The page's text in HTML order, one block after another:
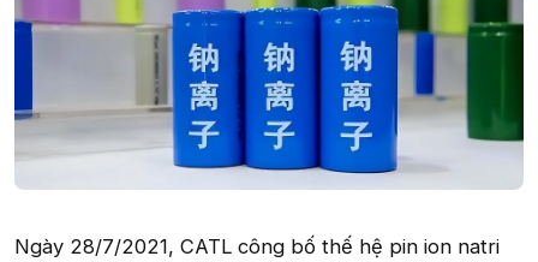
Ngày 28/7/2021, CATL công bố thế hệ pin ion natri